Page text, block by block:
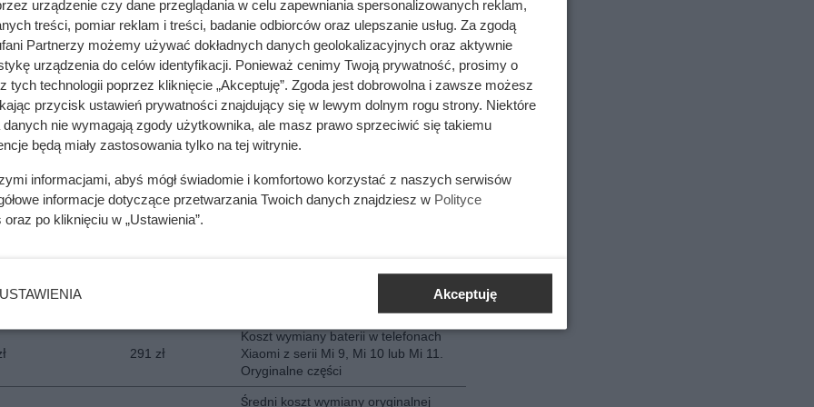
322 zł
Koszt wymiany baterii w telefonach
Samsung Z Fold 3, Z Fold 4 i Z Fold
5. Znany serwis i oryginalne części.
291 zł
Koszt wymiany baterii w telefonach
Samsung Z Flip 3, 4, 5. Oryginalna
bateria
426 zł
Średni koszt wymiany baterii w
telefonie Apple IPhone 13,14,15.
Oryginał
Koszt wymiany oryginalnej baterii w
telefonach Xiaomi z modeli Readmi i
291 zł
Koszt wymiany baterii w telefonach
Xiaomi z serii Mi 9, Mi 10 lub Mi 11.
Oryginalne części
Średni koszt wymiany oryginalnej
urządzenie czy dane przeglądania w celu zapewniania spersonalizowanych reklam,
treści, pomiar reklam i treści, badanie odbiorców oraz ulepszanie usług. Za zgodą
Partnerzy możemy używać dokładnych danych geolokalizacyjnych oraz aktywnie
urządzenia do celów identyfikacji. Ponieważ cenimy Twoją prywatność, prosimy o
tych technologii poprzez kliknięcie „Akceptuję”. Zgoda jest dobrowolna i zawsze możesz
przycisk ustawień prywatności znajdujący się w lewym dolnym rogu strony. Niektóre
danych nie wymagają zgody użytkownika, ale masz prawo sprzeciwić się takiemu
będą miały zastosowania tylko na tej witrynie.
informacjami, abyś mógł świadomie i komfortowo korzystać z naszych serwisów
informacje dotyczące przetwarzania Twoich danych znajdziesz w Polityce
oraz po kliknięciu w „Ustawienia”.
USTAWIENIA Akceptuję